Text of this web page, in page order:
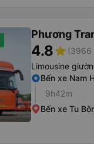
Phương
4.8star (3966
Limousine
Bến xe Nam
9h42m
Bến xe Tu